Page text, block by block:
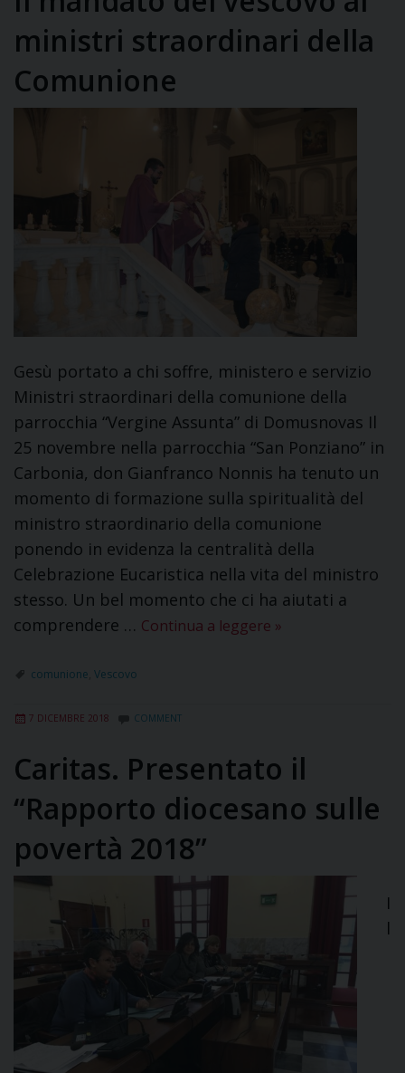
ministri straordinari della
Comunione
Gesù portato a chi soffre, ministero e servizio
Ministri straordinari della comunione della
parrocchia “Vergine Assunta” di Domusnovas Il
25 novembre nella parrocchia “San Ponziano” in
Carbonia, don Gianfranco Nonnis ha tenuto un
momento di formazione sulla spiritualità del
ministro straordinario della comunione
ponendo in evidenza la centralità della
Celebrazione Eucaristica nella vita del ministro
stesso. Un bel momento che ci ha aiutati a
comprendere … Continua a leggere »
comunione Vescovo
7 DICEMBRE 2018 COMMENT
Caritas. Presentato il
“Rapporto diocesano sulle
povertà 2018”
I
l